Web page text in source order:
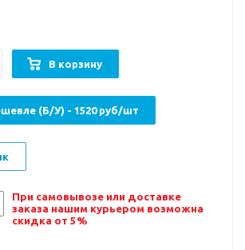
В корзину
(Б/У) - 1520 руб/шт
При самовывозе или доставке
заказа нашим курьером возможна
скидка от 5%